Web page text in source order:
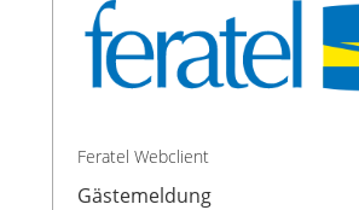
Feratel Webclient
Gästemeldung